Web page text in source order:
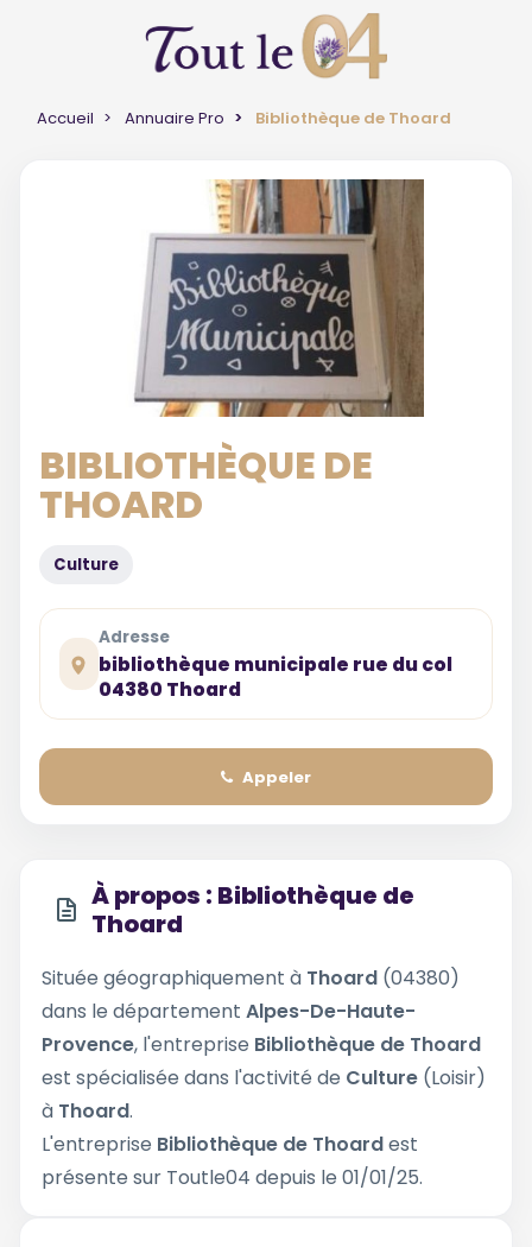
Accueil Annuaire Pro Bibliothèque de Thoard
BIBLIOTHÈQUE DE
THOARD
Culture
Adresse
bibliothèque municipale rue du col
04380 Thoard
Appeler
À propos : Bibliothèque de
Thoard
Située géographiquement à Thoard (04380)
dans le département Alpes-De-Haute-
Provence, l'entreprise Bibliothèque de Thoard
est spécialisée dans l'activité de Culture (Loisir)
à Thoard.
L'entreprise Bibliothèque de Thoardest
présente sur Toutle04 depuis le 01/01/25.